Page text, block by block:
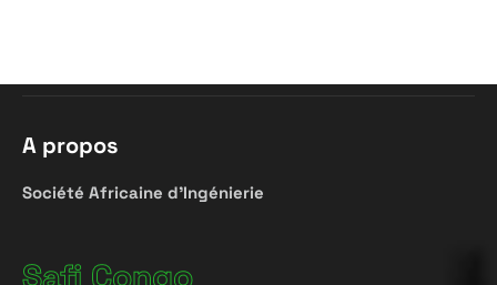
A propos
Société Africaine d’Ingénierie